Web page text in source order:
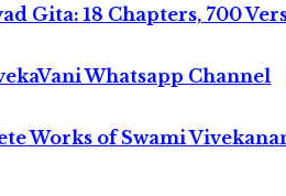
Gita: 18 Chapters, 700
Whatsapp Channel
Works of Swami